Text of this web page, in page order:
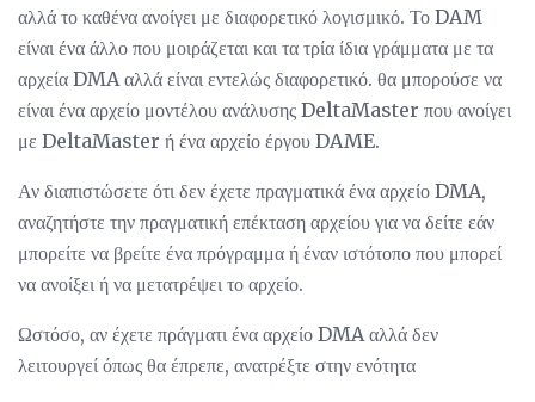
αλλά το καθένα ανοίγει με διαφορετικό λογισμικό. Το DAM
είναι ένα άλλο που μοιράζεται και τα τρία ίδια γράμματα με τα
αρχεία DMA αλλά είναι εντελώς διαφορετικό. θα μπορούσε να
είναι ένα αρχείο μοντέλου ανάλυσης DeltaMaster που ανοίγει
με DeltaMaster ή ένα αρχείο έργου DAME.
Αν διαπιστώσετε ότι δεν έχετε πραγματικά ένα αρχείο DMA,
αναζητήστε την πραγματική επέκταση αρχείου για να δείτε εάν
μπορείτε να βρείτε ένα πρόγραμμα ή έναν ιστότοπο που μπορεί
να ανοίξει ή να μετατρέψει το αρχείο.
Ωστόσο, αν έχετε πράγματι ένα αρχείο DMA αλλά δεν
λειτουργεί όπως θα έπρεπε, ανατρέξτε στην ενότητα